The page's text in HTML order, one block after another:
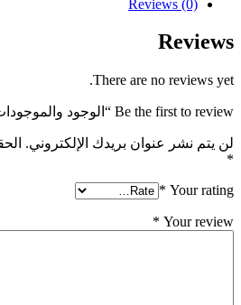
Reviews (0)
Reviews
There are no reviews yet.
Be the first to review “الوجود والموجودات إيمانويل ليفيناس”
لن يتم نشر عنوان بريدك الإلكتروني.
*
Your rating
*
Your review
*